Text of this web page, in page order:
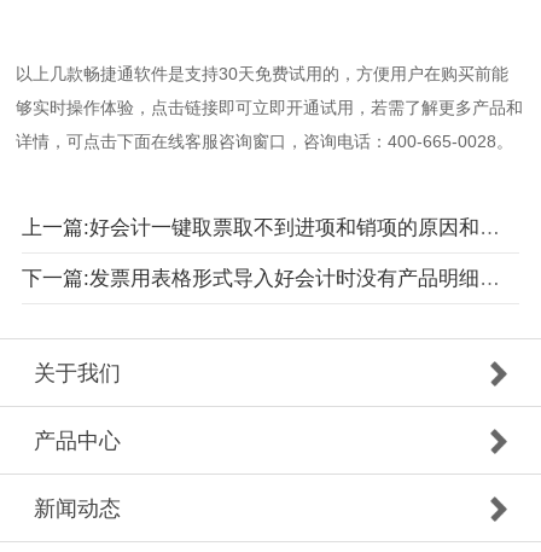
以上几款畅捷通软件是支持30天免费试用的，方便用户在购买前能
够实时操作体验，点击链接即可立即开通试用，若需了解更多产品和
详情，可点击下面在线客服咨询窗口，咨询电话：400-665-0028。
上一篇:好会计一键取票取不到进项和销项的原因和排查思路
下一篇:发票用表格形式导入好会计时没有产品明细的原因
关于我们
产品中心
新闻动态